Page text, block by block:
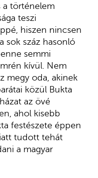
a történelem
teszi
hiszen nincsen
sok száz hasonló
semmi
kívül. Nem
megy oda, akinek
közül Bukta
az övé
ahol kisebb
festészete éppen
tudott tehát
a magyar